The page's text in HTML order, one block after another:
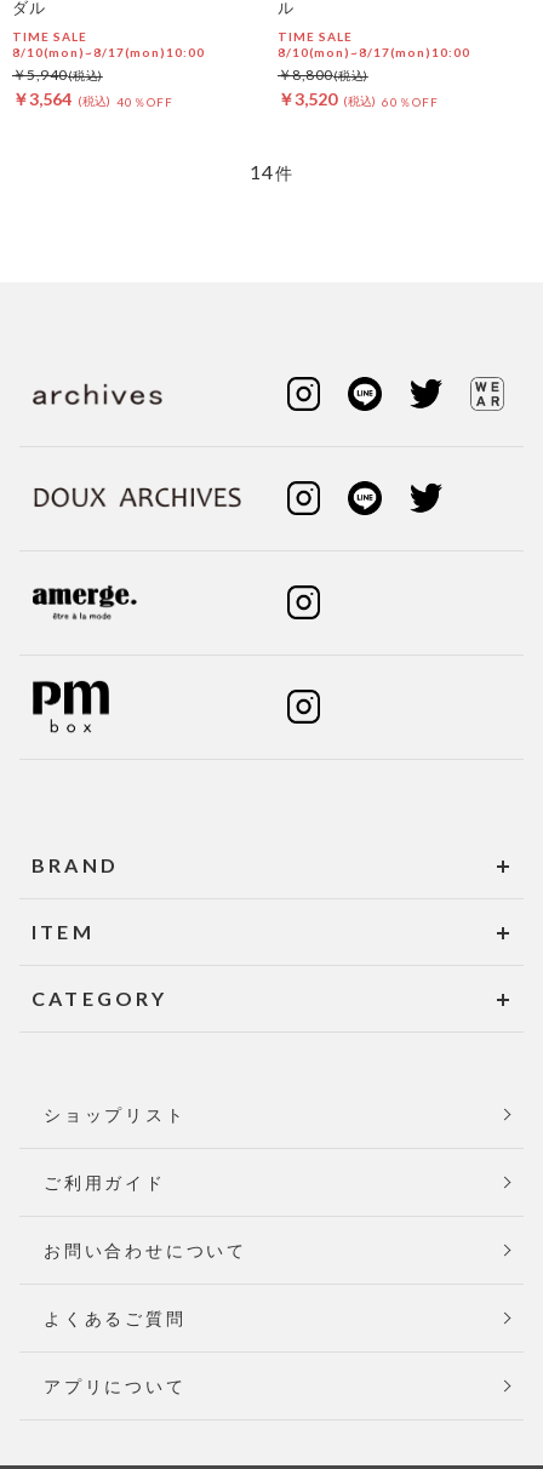
ダル
TIME SALE
8/10(mon)~8/17(mon)10:00
￥3,564 40％OFF
￥5,940
ル
TIME SALE
8/10(mon)~8/17(mon)10:00
￥3,520 60％OFF
￥8,800
14件
BRAND
ITEM
CATEGORY
ショップリスト
ご利用ガイド
お問い合わせについて
よくあるご質問
アプリについて